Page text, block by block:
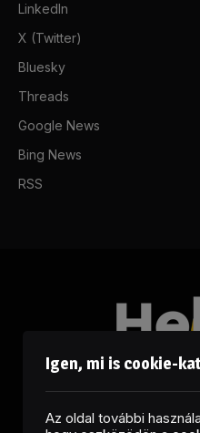
LinkedIn
X (Twitter)
Bluesky
Threads
Google News
Bing News
RSS
Igen, mi is cookie-
Az oldal további